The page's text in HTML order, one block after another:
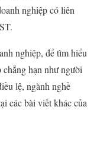
nghiệp có liên
nghiệp, để tìm hiểu
hạn như người
lệ, ngành nghề
các bài viết khác của